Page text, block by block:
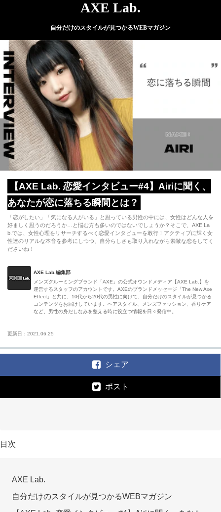
AXE Lab.
自分だけのスタイルが見つかるWEBマガジン
【AXE Lab. 恋愛インタビュー#4】Airiに聞く、
あなたが恋に落ちる瞬間とは？
「恋がしたい」「気になる人がいる」と思っている男性の中には、女性はどんな人を
好ましく思うのだろうか…と悩む方も多いのではないでしょうか？そこで、AXE La
b.では、女性心理をリサーチするべく恋愛インタビューを敢行！アクティブに輝く女
性達のリアルな本音を参考にしつつ、自分らしさも取り入れながら素敵な恋をしてく
ださいね！
AXE Lab.編集部
メンズグルーミングブランド「AXE」の公式オウンドメディア【AXE Lab.】を
運営するスタッフのアカウントです。AXEのブランドメッセージ「The New Axe
Effect」と共に、10代から20代の男性に向けて、自分だけのスタイルが見つかる
コンテンツをお届けしています。ヘアスタイル、メンズファッション、香りケア
など、男性の身だしなみを整える時に役立つ情報を日々発信中。
更新日：2021.06.25
シェア
ポスト
目次
AXE Lab.
自分だけのスタイルが見つかるWEBマガジン